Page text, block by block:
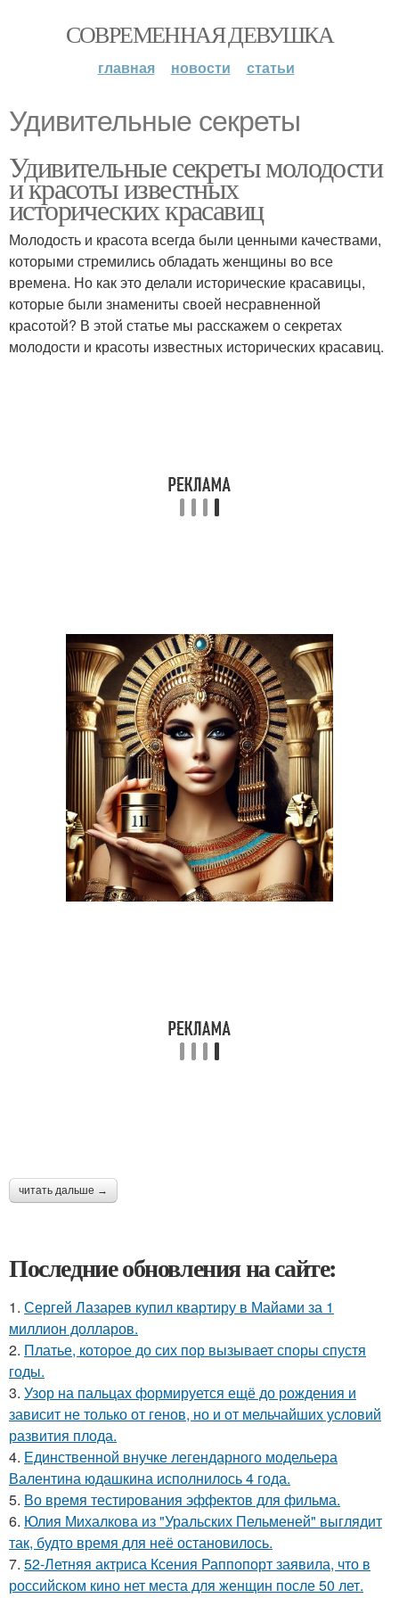
СОВРЕМЕННАЯ ДЕВУШКА
главная новости статьи
Удивительные секреты
Удивительные секреты молодости
и красоты известных
исторических красавиц
Молодость и красота всегда были ценными качествами,
которыми стремились обладать женщины во все
времена. Но как это делали исторические красавицы,
которые были знамениты своей несравненной
красотой? В этой статье мы расскажем о секретах
молодости и красоты известных исторических красавиц.
читать дальше →
Последние обновления на сайте:
1. Сергей Лазарев купил квартиру в Майами за 1
миллион долларов.
2. Платье, которое до сих пор вызывает споры спустя
годы.
3. Узор на пальцах формируется ещё до рождения и
зависит не только от генов, но и от мельчайших условий
развития плода.
4. Единственной внучке легендарного модельера
Валентина юдашкина исполнилось 4 года.
5. Во время тестирования эффектов для фильма.
6. Юлия Михалкова из "Уральских Пельменей" выглядит
так, будто время для неё остановилось.
7. 52-Летняя актриса Ксения Раппопорт заявила, что в
российском кино нет места для женщин после 50 лет.